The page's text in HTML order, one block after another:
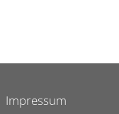
Impressum